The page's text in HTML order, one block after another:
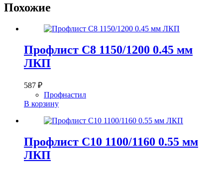
Похожие
Профлист С8 1150/1200 0.45 мм
ЛКП
587 ₽
Профнастил
В корзину
Профлист С10 1100/1160 0.55 мм
ЛКП